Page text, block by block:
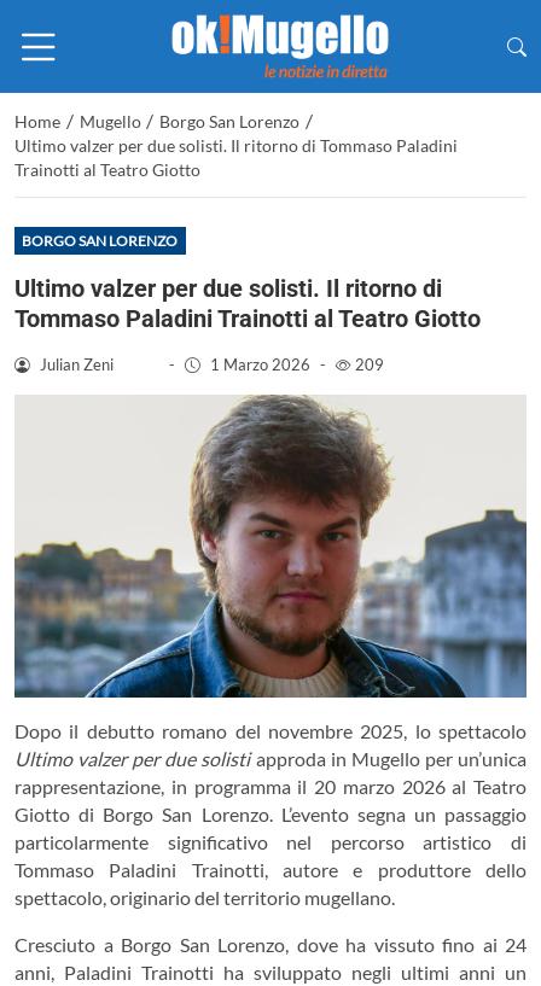
Home / Mugello / Borgo San Lorenzo /
Ultimo valzer per due solisti. Il ritorno di Tommaso Paladini
Trainotti al Teatro Giotto
BORGO SAN LORENZO
Ultimo valzer per due solisti. Il ritorno di
Tommaso Paladini Trainotti al Teatro Giotto
Julian Zeni - 1 Marzo 2026 - 209
Dopo il debutto romano del novembre 2025, lo spettacolo
Ultimo valzer per due solistiapproda in Mugello per un’unica
rappresentazione, in programma il 20 marzo 2026 al Teatro
Giotto di Borgo San Lorenzo. L’evento segna un passaggio
particolarmente significativo nel percorso artistico di
Tommaso Paladini Trainotti , autore e produttore dello
spettacolo, originario del territorio mugellano.
Cresciuto a Borgo San Lorenzo, dove ha vissuto fino ai 24
anni, Paladini Trainotti ha sviluppato negli ultimi anni un